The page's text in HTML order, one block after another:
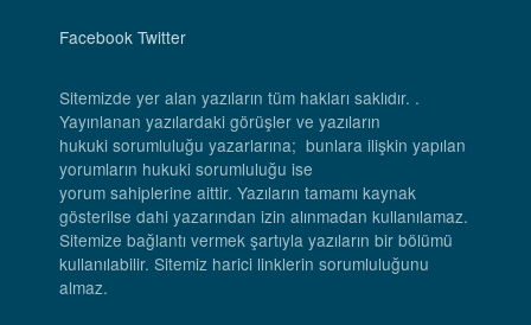
Facebook Twitter
Sitemizde yer alan yazıların tüm hakları saklıdır. .
Yayınlanan yazılardaki görüşler ve yazıların
hukuki sorumluluğu yazarlarına; bunlara ilişkin yapılan
yorumların hukuki sorumluluğu ise
yorum sahiplerine aittir. Yazıların tamamı kaynak
gösterilse dahi yazarından izin alınmadan kullanılamaz.
Sitemize bağlantı vermek şartıyla yazıların bir bölümü
kullanılabilir. Sitemiz harici linklerin sorumluluğunu
almaz.